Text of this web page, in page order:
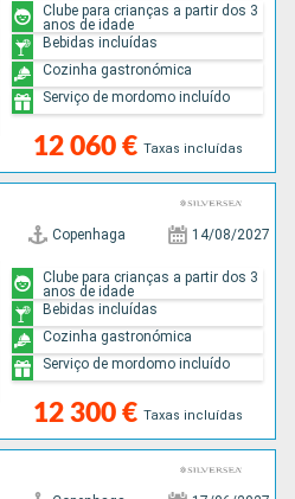
12 060 € Taxas incluídas
Clube para crianças a partir dos 3
anos de idade
Bebidas incluídas
Cozinha gastronómica
Serviço de mordomo incluído
Copenhaga 14/08/2027
12 300 € Taxas incluídas
Clube para crianças a partir dos 3
anos de idade
Bebidas incluídas
Cozinha gastronómica
Serviço de mordomo incluído